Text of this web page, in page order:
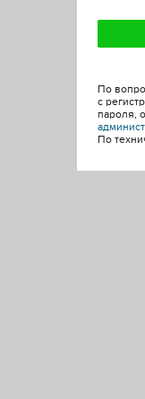
По
с
пароля,
По